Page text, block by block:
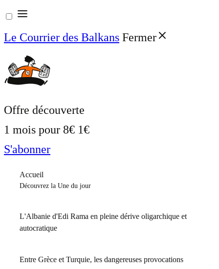
Aller
au
contenu
Le Courrier des Balkans Fermer
Offre découverte
1 mois pour 8€ 1€
S'abonner
Accueil
Découvrez la Une du jour
L'Albanie d'Edi Rama en pleine dérive oligarchique et
autocratique
Entre Grèce et Turquie, les dangereuses provocations